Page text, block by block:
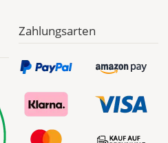
Zahlungsarten